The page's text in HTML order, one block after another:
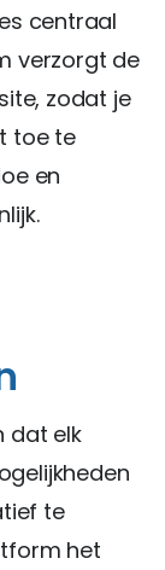
centraal
verzorgt de
zodat je
toe te
en
dat elk
te
het